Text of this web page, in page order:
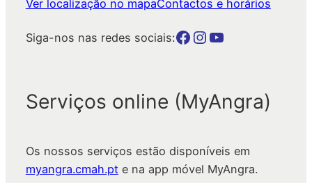
Ver localização no mapaContactos e horários
Siga-nos nas redes sociais:Botão para a página da autarquia no Facebook Botão para a página da autarquia no Instagram Botão para a página da autarquia no Youtube
Serviços online (MyAngra)
Os nossos serviços estão disponíveis em
myangra.cmah.pt e na app móvel MyAngra.